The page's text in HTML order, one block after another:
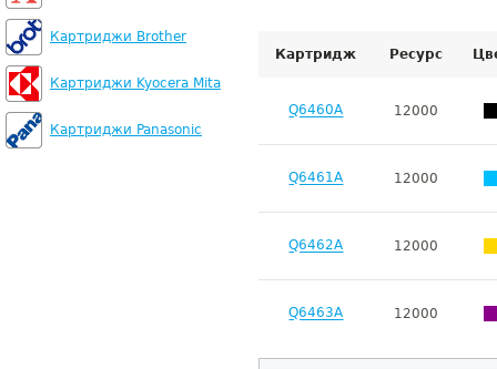
Картриджи Brother
Картриджи Kyocera Mita
Картриджи Panasonic
Картридж Ресурс
Q6460A 12000
Q6461A 12000
Q6462A 12000
Q6463A 12000